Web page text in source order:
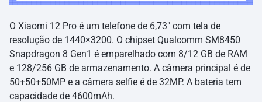
O Xiaomi 12 Pro é um telefone de 6,73″ com tela de
resolução de 1440×3200. O chipset Qualcomm SM8450
Snapdragon 8 Gen1 é emparelhado com 8/12 GB de RAM
e 128/256 GB de armazenamento. A câmera principal é de
50+50+50MP e a câmera selfie é de 32MP. A bateria tem
capacidade de 4600mAh.